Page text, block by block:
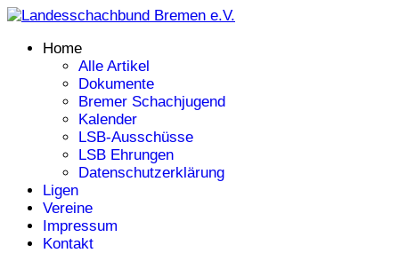
Home
Alle Artikel
Dokumente
Bremer Schachjugend
Kalender
LSB-Ausschüsse
LSB Ehrungen
Datenschutzerklärung
Ligen
Vereine
Impressum
Kontakt